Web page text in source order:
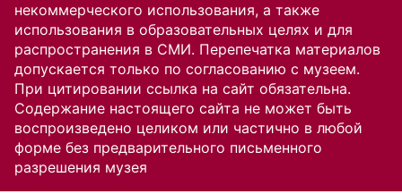
некоммерческого использования, а также
использования в образовательных целях и для
распространения в СМИ. Перепечатка материалов
допускается только по согласованию с музеем.
При цитировании ссылка на сайт обязательна.
Содержание настоящего сайта не может быть
воспроизведено целиком или частично в любой
форме без предварительного письменного
разрешения музея